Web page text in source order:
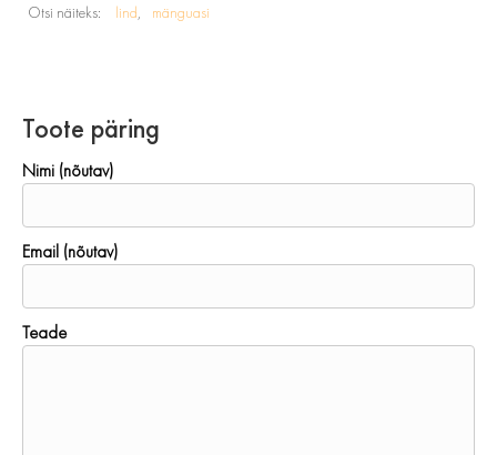
Otsi näiteks: lind mänguasi
Toote päring
Nimi (nõutav)
Email (nõutav)
Teade